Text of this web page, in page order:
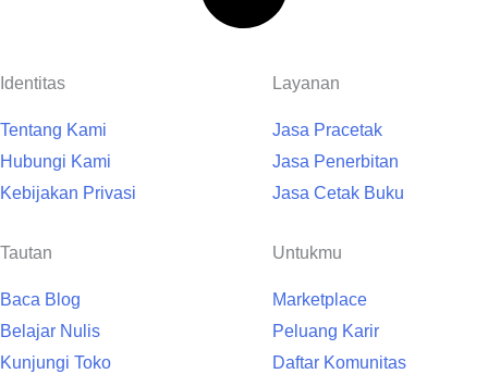
Identitas
Tentang Kami
Hubungi Kami
Kebijakan Privasi
Layanan
Jasa Pracetak
Jasa Penerbitan
Jasa Cetak Buku
Tautan
Baca Blog
Belajar Nulis
Kunjungi Toko
Untukmu
Marketplace
Peluang Karir
Daftar Komunitas